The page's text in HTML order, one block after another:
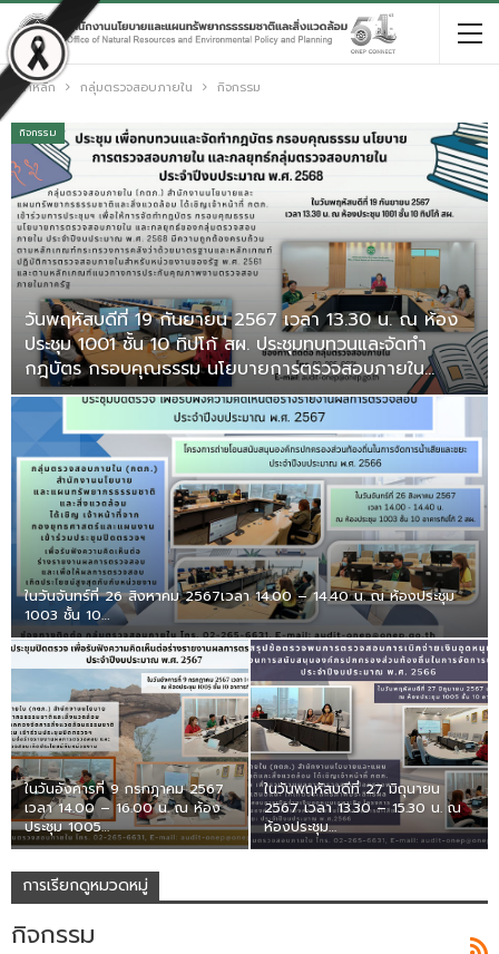
หน้าหลัก กลุ่มตรวจสอบภายใน กิจกรรม
กิจกรรม
วันพฤหัสบดีที่ 19 กันยายน 2567 เวลา 13.30 น. ณ ห้อง
ประชุม 1001 ชั้น 10 ทิปโก้ สผ. ประชุมทบทวนและจัดทำ
กฎบัตร กรอบคุณธรรม นโยบายการตรวจสอบภายใน…
ในวันจันทร์ที่ 26 สิงหาคม 2567เวลา 14.00 – 14.40 น. ณ ห้องประชุม
1003 ชั้น 10…
ในวันอังคารที่ 9 กรกฎาคม 2567
เวลา 14.00 – 16.00 น. ณ ห้อง
ประชุม 1005…
ในวันพฤหัสบดีที่ 27 มิถุนายน
2567 เวลา 13.30 – 15.30 น. ณ
ห้องประชุม…
การเรียกดูหมวดหมู่
กิจกรรม